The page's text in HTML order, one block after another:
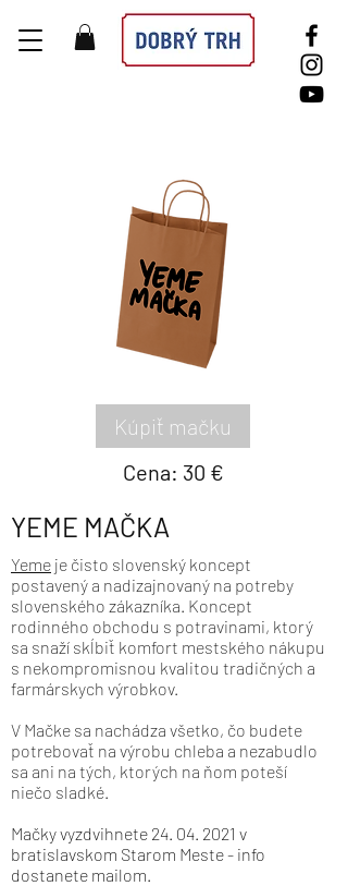
Kúpiť mačku
Cena: 30 €
YEME MAČKA
Yeme je čisto slovenský koncept
postavený a nadizajnovaný na potreby
slovenského zákazníka. Koncept
rodinného obchodu s potravinami, ktorý
sa snaží skĺbiť komfort mestského nákupu
s nekompromisnou kvalitou tradičných a
farmárskych výrobkov.
V Mačke sa nachádza všetko, čo budete
potrebovať na výrobu chleba a nezabudlo
sa ani na tých, ktorých na ňom poteší
niečo sladké.
Mačky vyzdvihnete 24. 04. 2021 v
bratislavskom Starom Meste - info
dostanete mailom.